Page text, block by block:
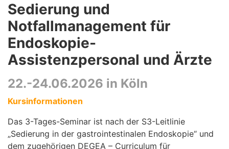
Sedierung und
Notfallmanagement für
Endoskopie-
Assistenzpersonal und Ärzte
22.-24.06.2026 in Köln
Kursinformationen
Das 3-Tages-Seminar ist nach der S3-Leitlinie
„Sedierung in der gastrointestinalen Endoskopie“ und
dem zugehörigen DEGEA – Curriculum für